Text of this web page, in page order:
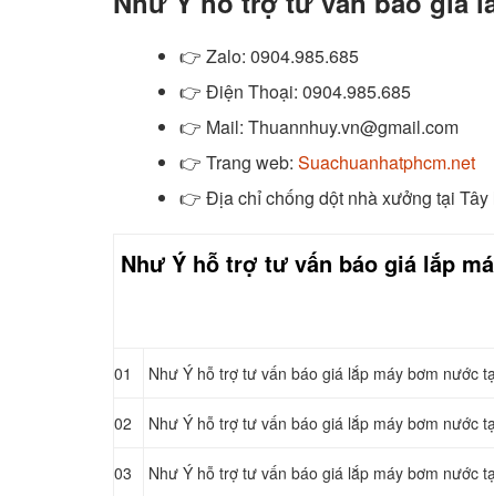
👉 Zalo: 0904.985.685
👉 Điện Thoại: 0904.985.685
👉 Mail: Thuannhuy.vn@gmail.com
👉 Trang web: Suachuanhatphcm.net
👉 Địa chỉ chống dột nhà xưởng tại Tây
Như Ý hỗ trợ tư vấn báo giá lắp
01 Như Ý hỗ trợ tư vấn báo giá lắp máy bơm nước
02 Như Ý hỗ trợ tư vấn báo giá lắp máy bơm nước
03 Như Ý hỗ trợ tư vấn báo giá lắp máy bơm nước